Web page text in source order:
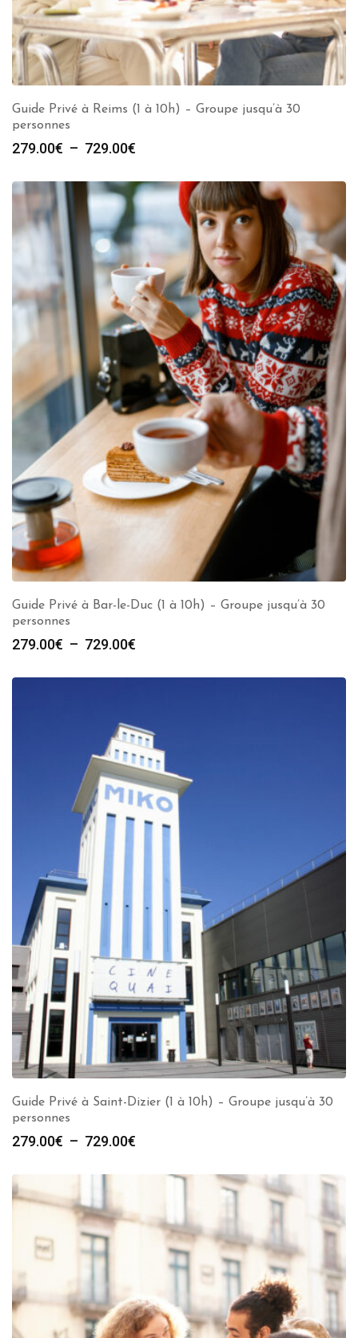
Guide Privé à Reims (1 à 10h) – Groupe jusqu’à 30
personnes
279.00€ – 729.00€
prix :
279.00€
à
729.00€
Guide Privé à Bar-le-Duc (1 à 10h) – Groupe jusqu’à 30
personnes
279.00€ – 729.00€
prix :
729.00€
Guide Privé à Saint-Dizier (1 à 10h) – Groupe jusqu’à 30
personnes
279.00€ – 729.00€
prix :
à
729.00€